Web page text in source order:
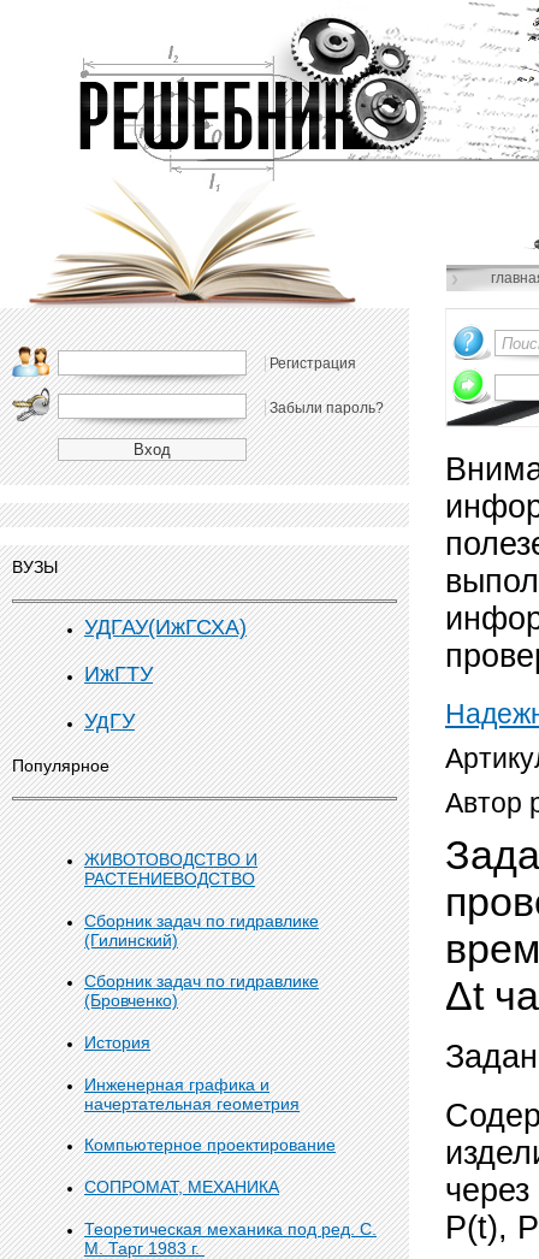
Регистрация
Забыли пароль?
ВУЗЫ
УДГАУ(ИжГСХА)
ИжГТУ
УдГУ
Популярное
ЖИВОТОВОДСТВО И
РАСТЕНИЕВОДСТВО
Сборник задач по гидравлике
(Гилинский)
Сборник задач по гидравлике
(Бровченко)
История
Инженерная графика и
начертательная геометрия
Компьютерное проектирование
СОПРОМАТ, МЕХАНИКА
Теоретическая механика под ред. С.
М. Тарг 1983 г.
Автор
Δt
Р(t),